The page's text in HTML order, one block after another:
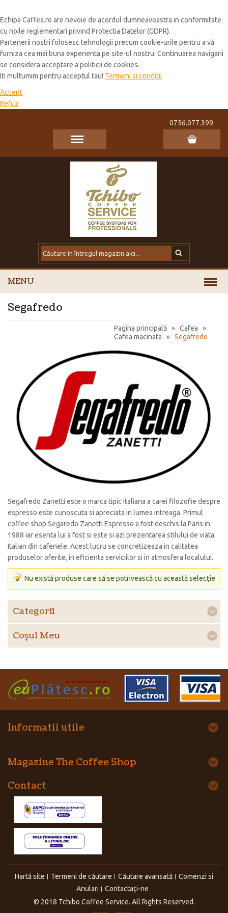
Echipa Caffea.ro are nevoie de acordul dumneavoastra in conformitate
cu noile reglementari privind Protectia Datelor (GDPR).
Partenerii nostri folosesc tehnologii precum cookie-urile pentru a vă
furniza cea mai buna experienta pe site-ul nostru. Continuarea navigarii
se considera acceptare a politicii de cookies.
Iti multumim pentru acceptul tau! Termeni si conditii
Accept
Refuz
0756.077.399
MENU
Pagina principală » Cafea
»
Cafea macinata
» Segafredo
Segafredo
Segafredo Zanetti este o marca tipic italiana a carei filozofie despre
espresso este cunoscuta si apreciata in lumea intreaga. Primul
coffee shop Segaredo Zanetti Espresso a fost deschis la Paris in
1988 iar esenta lui a fost si este si azi prezentarea stilului de viata
Italian din cafenele. Acest lucru se concretizeaza in calitatea
produselor oferite, in eficienta serviciilor si in atmosfera localului.
Nu există produse care să se potrivească cu această selecţie
Categorii
Coşul Meu
Informatii utile
Magazine The Coffee Shop
Contact
Hartă site Termeni de căutare Căutare avansată
Comenzi si
Anulari
Contactaţi-ne
© 2018 Tchibo Coffee Service. All Rights Reserved.